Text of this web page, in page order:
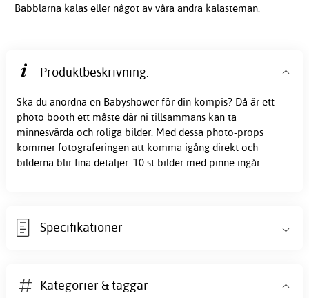
Babblarna kalas eller något av våra andra kalasteman.
Produktbeskrivning:
Ska du anordna en Babyshower för din kompis? Då är ett
photo booth ett måste där ni tillsammans kan ta
minnesvärda och roliga bilder. Med dessa photo-props
kommer fotograferingen att komma igång direkt och
bilderna blir fina detaljer. 10 st bilder med pinne ingår
Specifikationer
Kategorier & taggar